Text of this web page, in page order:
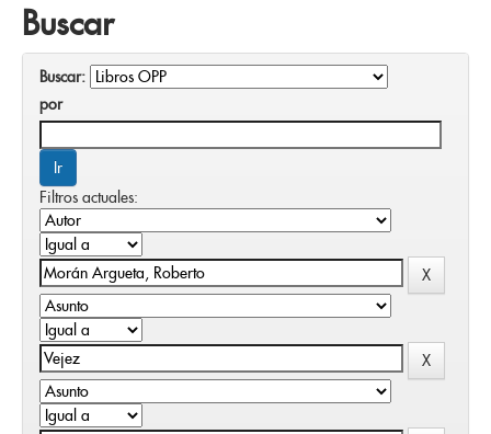
Buscar
Buscar:
por
Filtros actuales: